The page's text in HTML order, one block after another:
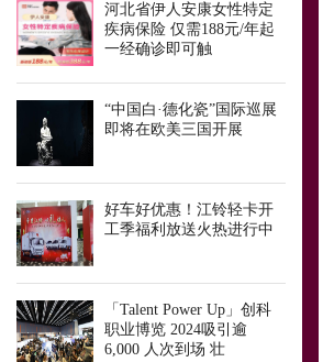
河北省伊人安康女性特定
疾病保险 仅需188元/年起
一经确诊即可触
“中国白·德化瓷”国际巡展
即将在欧美三国开展
好车好优惠！江铃轻卡开
工季福利放送火热进行中
「Talent Power Up」创科
职业博览 2024吸引逾
6,000 人次到场 壮